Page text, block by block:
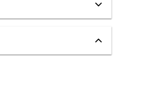
"теплые полы"